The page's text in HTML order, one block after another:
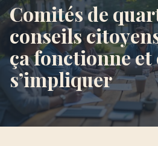
Comités de
conseils
ça fonctionne
s’impliquer